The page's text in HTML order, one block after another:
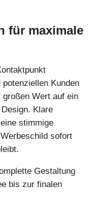
für maximale
Kunden
großen Wert auf ein
Klare
stimmige
sofort
Gestaltung
bis zur finalen